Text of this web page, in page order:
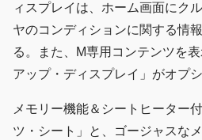
ィスプレイは、ホーム画面にク
ヤのコンディションに関する情
る。また、M専用コンテンツを
アップ・ディスプレイ」がオプ
メモリー機能＆シートヒーター
ツ・シート」と、ゴージャスな